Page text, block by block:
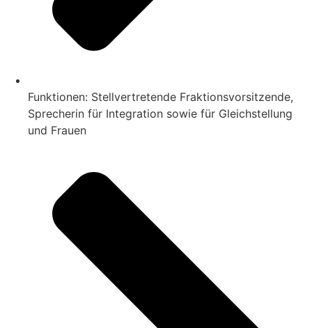
Funktionen: Stellvertretende Fraktionsvorsitzende,
Sprecherin für Integration sowie für Gleichstellung
und Frauen